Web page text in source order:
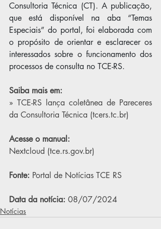
Consultoria Técnica (CT). A publicação,
que está disponível na aba “Temas
Especiais” do portal, foi elaborada com
o propósito de orientar e esclarecer os
interessados sobre o funcionamento dos
processos de consulta no TCE-RS.
Saiba mais em:
» TCE-RS lança coletânea de Pareceres
da Consultoria Técnica (tcers.tc.br)
Acesse o manual:
Nextcloud (tce.rs.gov.br)
Fonte: Portal de Notícias TCE RS
Data da notícia: 08/07/2024
Notícias